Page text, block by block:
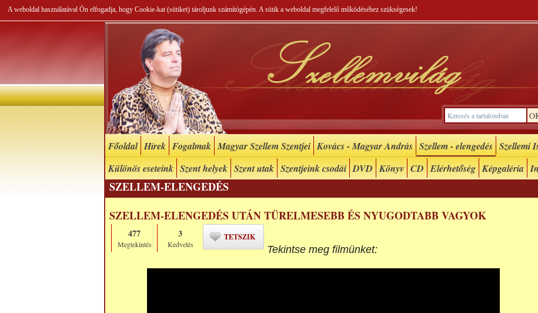
A weboldal használatával Ön elfogadja, hogy Cookie-kat (sütiket) tároljunk számítógépén. A sütik a weboldal megfelelő működéséhez szükségesek!
Főoldal Hírek Fogalmak Magyar Szellem Szentjei Kovács - Magyar András Szellem - elengedés Szellemi
Különös eseteink Szent helyek Szent utak Szentjeink csodái DVD Könyv CD Elérhetőség Képgaléria
SZELLEM-ELENGEDÉS
SZELLEM-ELENGEDÉS UTÁN TÜRELMESEBB ÉS NYUGODTABB VAGYOK
477
Megtekintés
3
Kedvelés
TETSZIK
Tekintse meg filmünket: